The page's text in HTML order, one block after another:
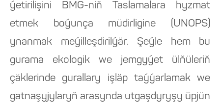
ýetirilişini BMG-niň Taslamalara hyzmat
etmek boýunça müdirligine (UNOPS)
ynanmak meýilleşdirilýär. Şeýle hem bu
gurama ekologik we jemgyýet ülňüleriň
çäklerinde gurallary işläp taýýarlamak we
gatnaşyjylaryň arasynda utgaşdyryşy üpjün